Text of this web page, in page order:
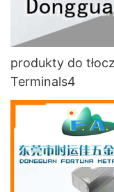
produkty do
Terminals4